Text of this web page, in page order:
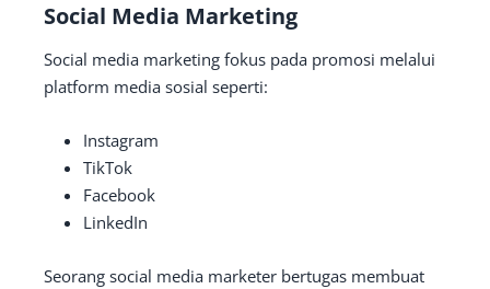
Social Media Marketing
Social media marketing fokus pada promosi melalui
platform media sosial seperti:
Instagram
TikTok
Facebook
LinkedIn
Seorang social media marketer bertugas membuat